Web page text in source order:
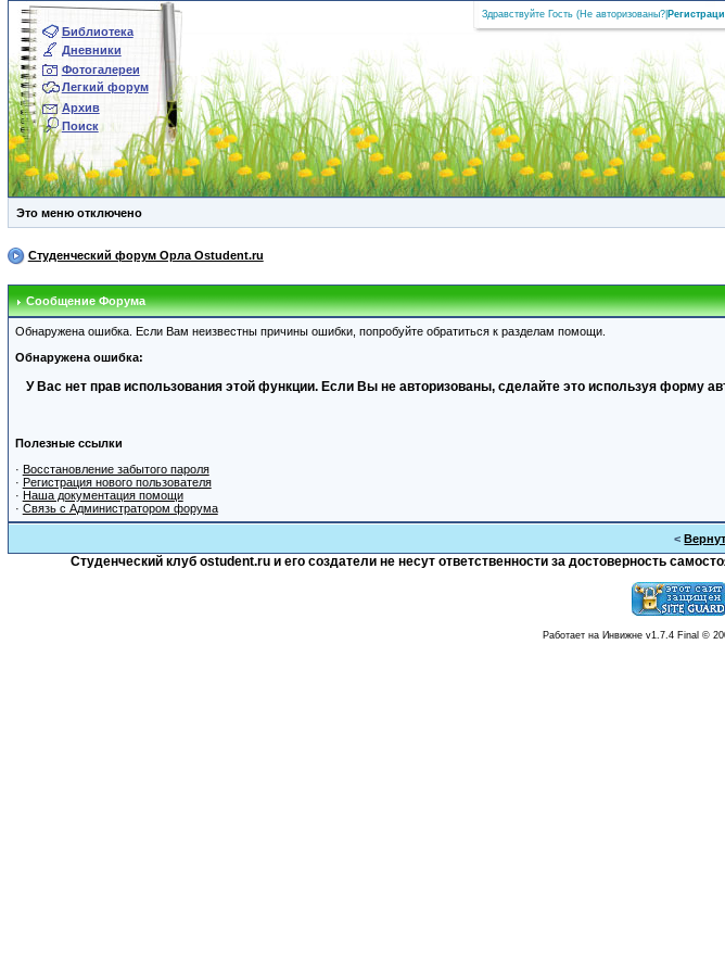
Библиотека
Дневники
Фотогалереи
Легкий форум
Архив
Поиск
Здравствуйте Гость (Не авторизованы?
Это меню отключено
Студенческий форум Орла Ostudent.ru
Сообщение Форума
Обнаружена ошибка. Если Вам неизвестны причины ошибки, попробуйте обратиться к разделам помощи.
Обнаружена ошибка:
У Вас нет прав использования этой функции. Если Вы не авторизованы, сделайте это используя форму
Полезные ссылки
· Восстановление забытого пароля
· Регистрация нового пользователя
· Наша документация помощи
· Связь с Администратором форума
<
Студенческий клуб ostudent.ru и его создатели не несут ответственности за достоверность
Работает на Инвижне v1.7.4 Final ©